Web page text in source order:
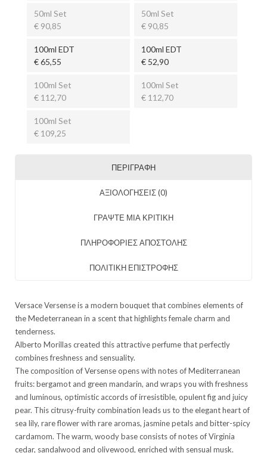
50ml Set
€ 90,85
50ml Set
€ 90,85
100ml EDT
€ 65,55
100ml EDT
€ 52,90
100ml Set
€ 112,70
100ml Set
€ 112,70
100ml Set
€ 109,25
ΠΕΡΙΓΡΑΦΉ
ΑΞΙΟΛΟΓΉΣΕΙΣ (0)
ΓΡΑΨΤΕ ΜΙΑ ΚΡΙΤΙΚΗ
ΠΛΗΡΟΦΟΡΙΕΣ ΑΠΟΣΤΟΛΗΣ
ΠΟΛΙΤΙΚΗ ΕΠΙΣΤΡΟΦΗΣ
Versace Versense is a modern bouquet that combines elements of
the Medeterranean in a scent that highlights female charm and
tenderness.
Alberto Morillas created this attractive perfume that perfectly
combines freshness and sensuality.
The composition of Versense opens with notes of Mediterranean
fruits: bergamot and green mandarin, and wraps you with freshness
and luminous, optimistic accords of irresistible, opulent fig and juicy
pear. This citrusy-fruity combination leads us to the elegant heart of
sea lily, rare flower with rare aromas, jasmine petals and bitter-spicy
cardamom. The warm, woody base consists of notes of Virginia
cedar, sandalwood and olivewood, enriched with sensual musk.